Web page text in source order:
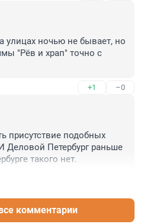
улицах ночью не бывает, но
"Рёв и храп" точно с
+1 –0
присутствие подобных
Петербург раньше
такого нет.
комментарии